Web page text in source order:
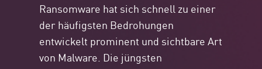
Ransomware hat sich schnell zu einer
der häufigsten Bedrohungen
entwickelt prominent und sichtbare Art
von Malware. Die jüngsten